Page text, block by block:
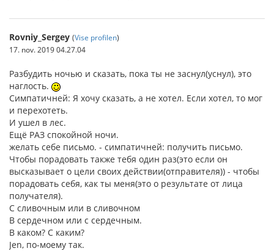
Rovniy_Sergey (Vise profilen)
17. nov. 2019 04.27.04
Разбудить ночью и сказать, пока ты не заснул(уснул), это
наглость.
Симпатичней: Я хочу сказать, а не хотел. Если хотел, то мог
и перехотеть.
И ушел в лес.
Ещё РАЗ спокойной ночи.
желать себе письмо. - симпатичней: получить письмо.
Чтобы порадовать также тебя один раз(это если он
высказывает о цели своих действии(отправителя)) - чтобы
порадовать себя, как ты меня(это о результате от лица
получателя).
С сливочным или в сливочном
В сердечном или с сердечным.
В каком? С каким?
Jen, по-моему так.